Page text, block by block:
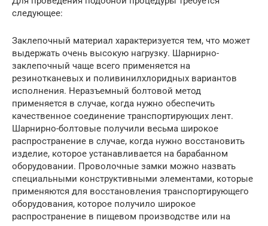
следующее:
Заклепочный материал характеризуется тем, что может
выдержать очень высокую нагрузку. Шарнирно-
заклепочный чаще всего применяется на
резинотканевых и поливинилхлоридных вариантов
исполнения. Неразъемный болтовой метод
применяется в случае, когда нужно обеспечить
качественное соединение транспортирующих лент.
Шарнирно-болтовые получили весьма широкое
распространение в случае, когда нужно восстановить
изделие, которое устанавливается на барабанном
оборудовании. Проволочные замки можно назвать
специальными конструктивными элементами, которые
применяются для восстановления транспортирующего
оборудования, которое получило широкое
распространение в пищевом производстве или на